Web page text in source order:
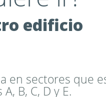
edificio
en sectores que
B, C, D y E.